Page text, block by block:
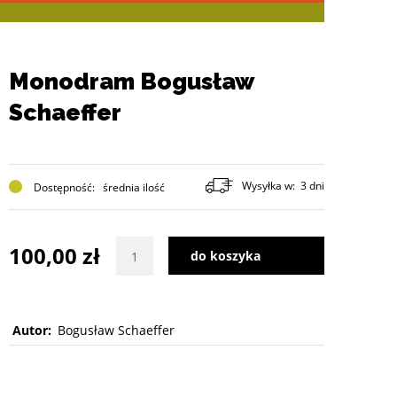
Monodram Bogusław
Schaeffer
Dostępność: średnia ilość Wysyłka w: 3 dni
100,00 zł Wybierz ilość sztuk produktu
do koszyka
Autor: Bogusław Schaeffer